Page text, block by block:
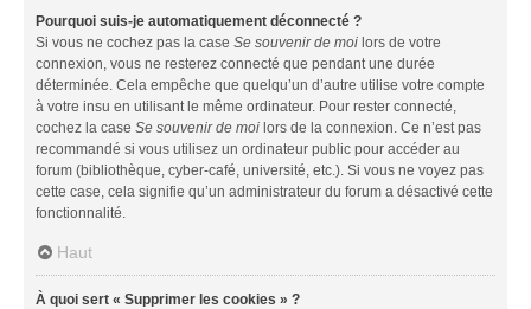
Pourquoi suis-je automatiquement déconnecté ?
Si vous ne cochez pas la case Se souvenir de moi lors de votre
connexion, vous ne resterez connecté que pendant une durée
déterminée. Cela empêche que quelqu’un d’autre utilise votre compte
à votre insu en utilisant le même ordinateur. Pour rester connecté,
cochez la case Se souvenir de moi lors de la connexion. Ce n’est pas
recommandé si vous utilisez un ordinateur public pour accéder au
forum (bibliothèque, cyber-café, université, etc.). Si vous ne voyez pas
cette case, cela signifie qu’un administrateur du forum a désactivé cette
fonctionnalité.
Haut
À quoi sert « Supprimer les cookies » ?